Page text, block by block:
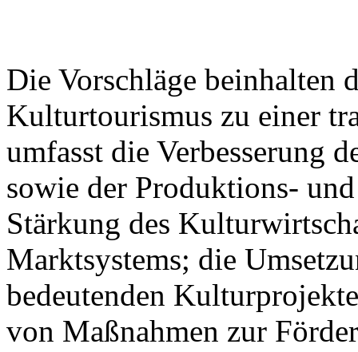
Die Vorschläge beinhalten
Kulturtourismus zu einer
umfasst die Verbesserung
sowie der Produktions-
Stärkung des
Marktsystems; die
bedeutenden
von Maßnahmen zur